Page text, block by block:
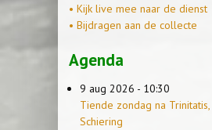
• Kijk live mee naar de dienst
• Bijdragen aan de collecte
Agenda
9 aug 2026 - 10:30
Tiende zondag na Trinitatis,
Schiering